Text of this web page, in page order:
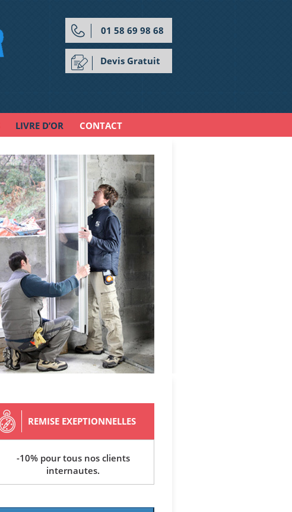
01 58 69 98 68
Devis Gratuit
LIVRE D’OR CONTACT
REMISE EXEPTIONNELLES
-10% pour tous nos clients
internautes.